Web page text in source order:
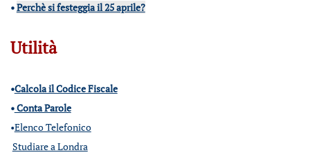
•Perchè si festeggia il 25 aprile?
Utilità
•Calcola il Codice Fiscale
•Conta Parole
•Elenco Telefonico
Studiare a Londra